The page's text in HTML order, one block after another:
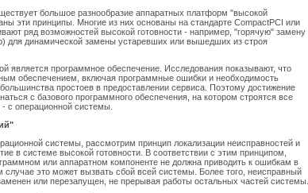
большое разнообразие аппаратных платформ "высокой
эти принципы. Многие из них основаны на стандарте CompactPCI или
ряд возможностей высокой готовности - например, "горячую" замену
для динамической замены устаревших или вышедших из строя
является программное обеспечение. Исследования показывают, что
обеспечением, включая программные ошибки и необходимость
простоев в предоставлении сервиса. Поэтому достижение
с базового программного обеспечения, на котором строятся все
с операционной системы.
системы, рассмотрим принцип локализации неисправностей и
в системе высокой готовности. В соответствии с этим принципом,
или аппаратном компоненте не должна приводить к ошибкам в
случае это может вызвать сбой всей системы. Более того, неисправный
или перезапущен, не прерывая работы остальных частей системы.